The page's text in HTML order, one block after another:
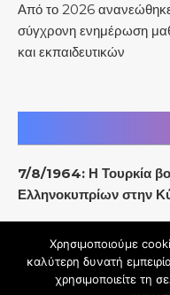
Από το 2026
σύγχρονη ενημέρωση
και εκπαιδευτικών
7/8/1964: Η Τουρκία
Ελληνοκυπρίων στην
Θέμα
Χρησιμοποιούμε
καλύτερη δυνατή
χρησιμοποιείτε τη